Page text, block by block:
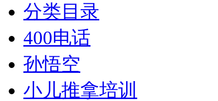
分类目录
400电话
孙悟空
小儿推拿培训